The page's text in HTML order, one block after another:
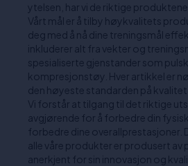
ytelsen, har vi de riktige
Vårt mål er å tilby høykvalitets
deg med å nå dine treningsmål
inkluderer alt fra vekter og
spesialiserte gjenstander som
kompresjonstøy. Hver artikkel er
den høyeste standarden på
Vi forstår at tilgang til det riktige
avgjørende for å forbedre din
forbedre dine overallprestasjoner.
alle våre produkter er produsert av
anerkjent for sin innovasjon og